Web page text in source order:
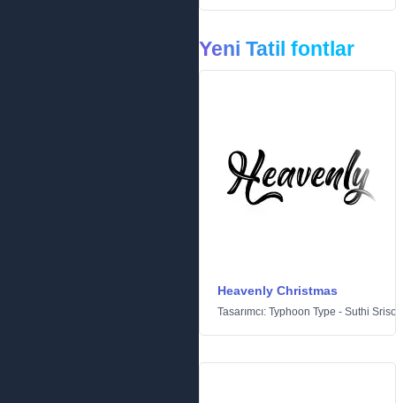
Yeni Tatil fontlar
Heavenly Christmas
Tasarımcı: Typhoon Type - Suthi